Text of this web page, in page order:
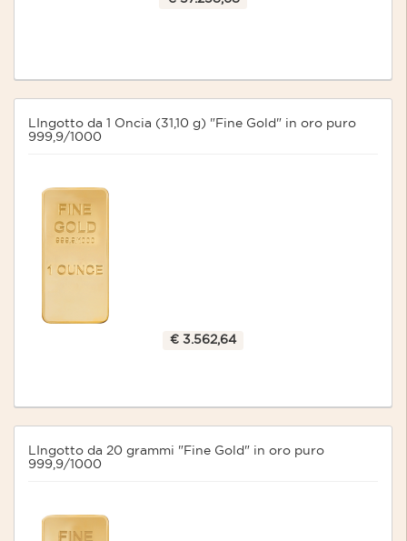
LIngotto da 1 Oncia (31,10 g) "Fine Gold" in oro puro
999,9/1000
€ 3.562,64
LIngotto da 20 grammi "Fine Gold" in oro puro
999,9/1000